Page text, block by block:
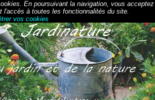
En poursuivant la navigation, vous acceptez
l'accès à toutes les fonctionnalités du site.
vos cookies